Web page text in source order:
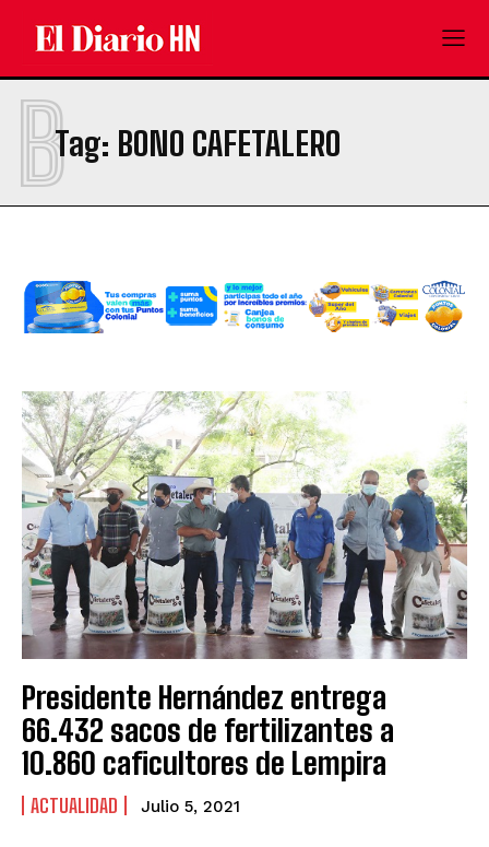
Tag: BONO CAFETALERO
B
Presidente Hernández entrega
66.432 sacos de fertilizantes a
10.860 caficultores de Lempira
ACTUALIDAD Julio 5, 2021